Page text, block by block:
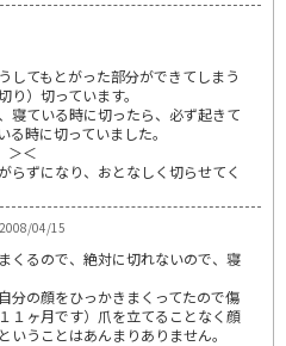
してもとがった部分ができてしまう
）切っています。
寝ている時に切ったら、必ず起きて
る時に切っていました。
＞＜
らずになり、おとなしく切らせてく
04/15
くるので、絶対に切れないので、寝
分の顔をひっかきまくってたので傷
１ヶ月です）爪を立てることなく顔
いうことはあんまりありません。